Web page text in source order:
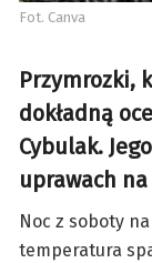
Fot. Canva
Przymrozki,
dokładną
Cybulak.
uprawach
Noc z soboty
temperatura